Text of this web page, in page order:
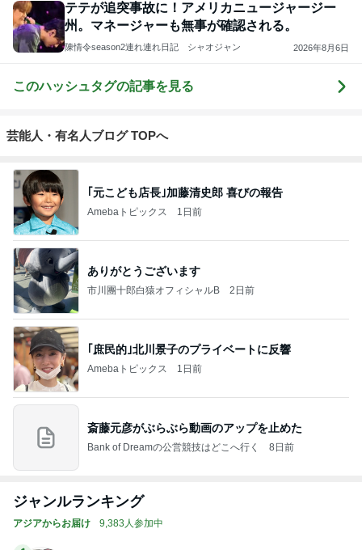
テテが追突事故に！アメリカニュージャージー
州。マネージャーも無事が確認される。
陳情令season2連れ連れ日記 シャオジャン 2026年8月6日
このハッシュタグの記事を見る
芸能人・有名人ブログ TOPへ
｢元こども店長｣加藤清史郎 喜びの報告
Amebaトピックス 1日前
ありがとうございます
市川團十郎白猿オフィシャルB 2日前
｢庶民的｣北川景子のプライベートに反響
Amebaトピックス 1日前
斎藤元彦がぶらぶら動画のアップを止めた
Bank of Dreamの公営競技はどこへ行く 8日前
ジャンルランキング
アジアからお届け 9,383人参加中